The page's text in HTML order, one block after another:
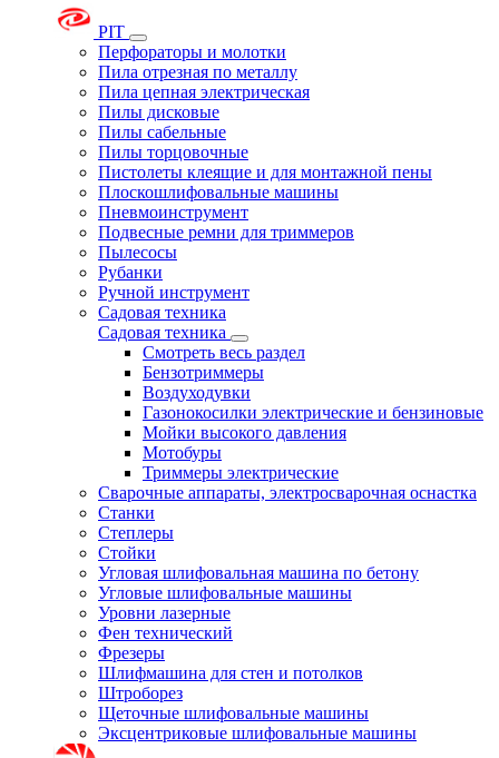
PIT
Перфораторы и молотки
Пила отрезная по металлу
Пила цепная электрическая
Пилы дисковые
Пилы сабельные
Пилы торцовочные
Пистолеты клеящие и для монтажной пены
Плоскошлифовальные машины
Пневмоинструмент
Подвесные ремни для триммеров
Пылесосы
Рубанки
Ручной инструмент
Садовая техника
Садовая техника
Смотреть весь раздел
Бензотриммеры
Воздуходувки
Газонокосилки электрические и бензиновые
Мойки высокого давления
Мотобуры
Триммеры электрические
Сварочные аппараты, электросварочная оснастка
Станки
Степлеры
Стойки
Угловая шлифовальная машина по бетону
Угловые шлифовальные машины
Уровни лазерные
Фен технический
Фрезеры
Шлифмашина для стен и потолков
Штроборез
Щеточные шлифовальные машины
Эксцентриковые шлифовальные машины